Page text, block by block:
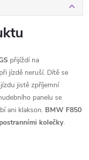
přijíždí na
jízdě neruší. Dítě se
jistě zpříjemní
panelu se
ani klakson. BMW F850
postranními kolečky.